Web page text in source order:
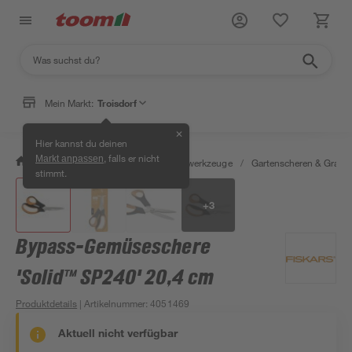
Mein Markt: Troisdorf
Hier kannst du deinen
Markt anpassen , falls er nicht
stimmt.
✕
/ Garten & Freizeit / Gartenhandwerkzeuge / Gartenscheren &
+3
Bypass-Gemüseschere
'Solid™ SP240' 20,4 cm
Produktdetails | Artikelnummer:4051469
Aktuell nicht verfügbar